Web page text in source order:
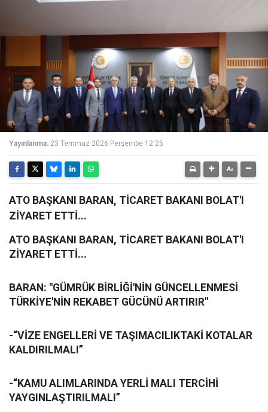
Yayınlanma: 23 Temmuz 2026 Perşembe 12:25
ATO BAŞKANI BARAN, TİCARET BAKANI BOLAT'I
ZİYARET ETTİ...
ATO BAŞKANI BARAN, TİCARET BAKANI BOLAT'I
ZİYARET ETTİ...
BARAN: "GÜMRÜK BİRLİĞİ'NİN GÜNCELLENMESİ
TÜRKİYE'NİN REKABET GÜCÜNÜ ARTIRIR"
-“VİZE ENGELLERİ VE TAŞIMACILIKTAKİ KOTALAR
KALDIRILMALI”
-“KAMU ALIMLARINDA YERLİ MALI TERCİHİ
YAYGINLAŞTIRILMALI”